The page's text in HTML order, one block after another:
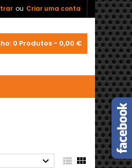
ou Criar uma conta
0 Produtos - 0,00 €
  